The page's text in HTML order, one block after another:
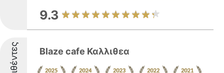
9.3
Blaze cafe Καλλιθεα